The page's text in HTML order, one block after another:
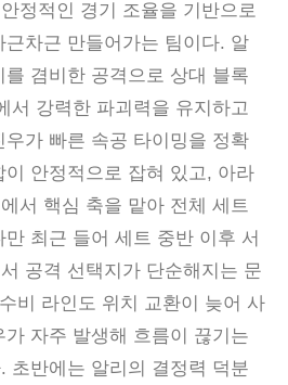
정적인 경기 조율을 기반으로
차근 만들어가는 팀이다. 알
겸비한 공격으로 상대 블록
서 강력한 파괴력을 유지하고
가 빠른 속공 타이밍을 정확
안정적으로 잡혀 있고, 아라
서 핵심 축을 맡아 전체 세트
최근 들어 세트 중반 이후 서
공격 선택지가 단순해지는 문
비 라인도 위치 교환이 늦어 사
자주 발생해 흐름이 끊기는
초반에는 알리의 결정력 덕분